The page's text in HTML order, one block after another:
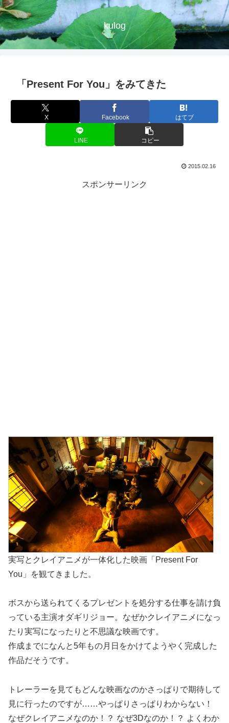
kulog
「Present For You」をみてきた
X Facebook はてブ
LINE コピー
2015.02.16
スポンサーリンク
実写とクレイアニメが一体化した映画「Present For
You」を観てきました。
ボスから送られてくるプレゼントを処分する仕事を請け負
っている主演オダギリジョー。なぜかクレイアニメになっ
たり実写になったりと不思議な映画です。
作成までになんと5年もの月日をかけてようやく完成した
作品だそうです。
トレーラーを見てもどんな映画なのかさっぱりで期待して
見に行ったのですが……やっぱりさっぱりわからない！
なぜクレイアニメなのか！？ なぜ3Dなのか！？ よくわか